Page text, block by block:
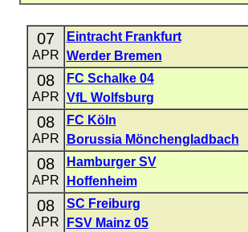
07
APR
Eintracht Frankfurt
Werder Bremen
08
APR
FC Schalke 04
VfL Wolfsburg
08
APR
FC Köln
Borussia Mönchengladbach
08
APR
Hamburger SV
Hoffenheim
08
APR
SC Freiburg
FSV Mainz 05